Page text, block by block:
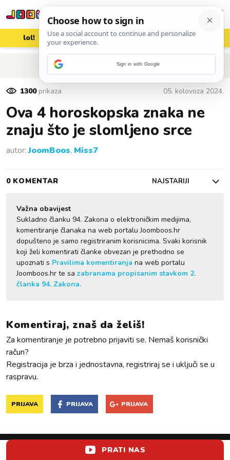
lol! aww vrh! woot?!
POVRATAK NA ČLANAK
1300prikaza 05. kolovoza 2024.
Ova 4 horoskopska znaka ne
znaju što je slomljeno srce
autor:JoomBoos, Miss7
0 KOMENTAR NAJSTARIJI
Važna obavijest
Sukladno članku 94. Zakona o elektroničkim medijima,
komentiranje članaka na web portalu Joomboos.hr
dopušteno je samo registriranim korisnicima. Svaki korisnik
koji želi komentirati članke obvezan je prethodno se
upoznati s Pravilima komentiranja na web portalu
Joomboos.hr te sa zabranama propisanim stavkom 2.
članka 94. Zakona.
Komentiraj, znaš da želiš!
Za komentiranje je potrebno prijaviti se. Nemaš korisnički
račun?
Registracija je brza i jednostavna, registriraj se i uključi se u
raspravu.
PRIJAVA PRIJAVA PRIJAVA
PRATI NAS
Sign in with Google